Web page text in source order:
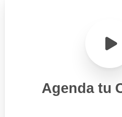
Agenda tu